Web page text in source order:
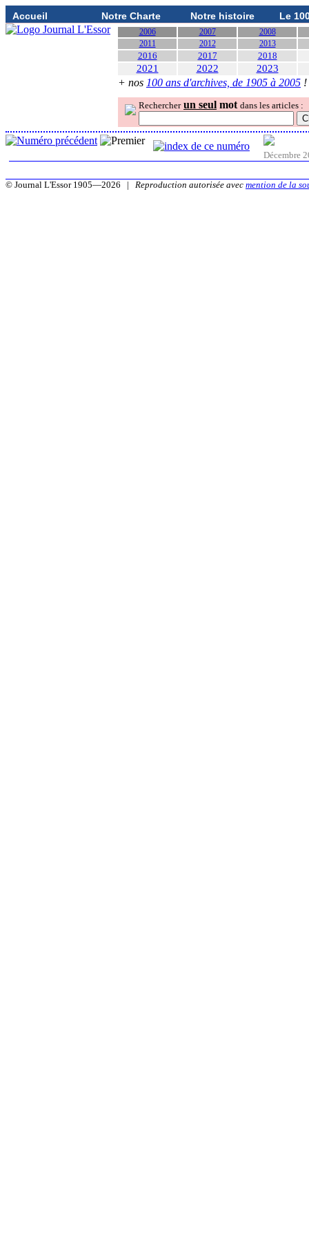
Accueil Notre Charte Notre histoire Le
2006 2007
2008
2011
2012 2013
2016 2017 2018
2021 2022 2023
+ nos 100 ans d'archives, de 1905 à 2005 !
Rechercher un seul mot dans les articles :
Décembre
© Journal L'Essor 1905—2026 | Reproduction autorisée avec mention de la